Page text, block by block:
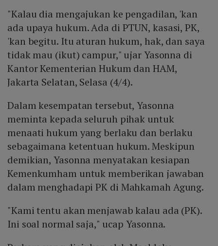
"Kalau dia mengajukan ke pengadilan, 'kan
ada upaya hukum. Ada di PTUN, kasasi, PK,
'kan begitu. Itu aturan hukum, hak, dan saya
tidak mau (ikut) campur," ujar Yasonna di
Kantor Kementerian Hukum dan HAM,
Jakarta Selatan, Selasa (4/4).
Dalam kesempatan tersebut, Yasonna
meminta kepada seluruh pihak untuk
menaati hukum yang berlaku dan berlaku
sebagaimana ketentuan hukum. Meskipun
demikian, Yasonna menyatakan kesiapan
Kemenkumham untuk memberikan jawaban
dalam menghadapi PK di Mahkamah Agung.
"Kami tentu akan menjawab kalau ada (PK).
Ini soal normal saja," ucap Yasonna.